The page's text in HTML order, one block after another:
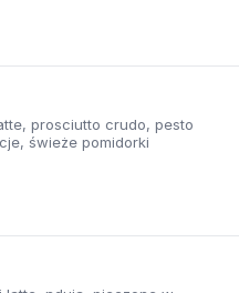
prosciutto crudo, pesto
świeże pomidorki